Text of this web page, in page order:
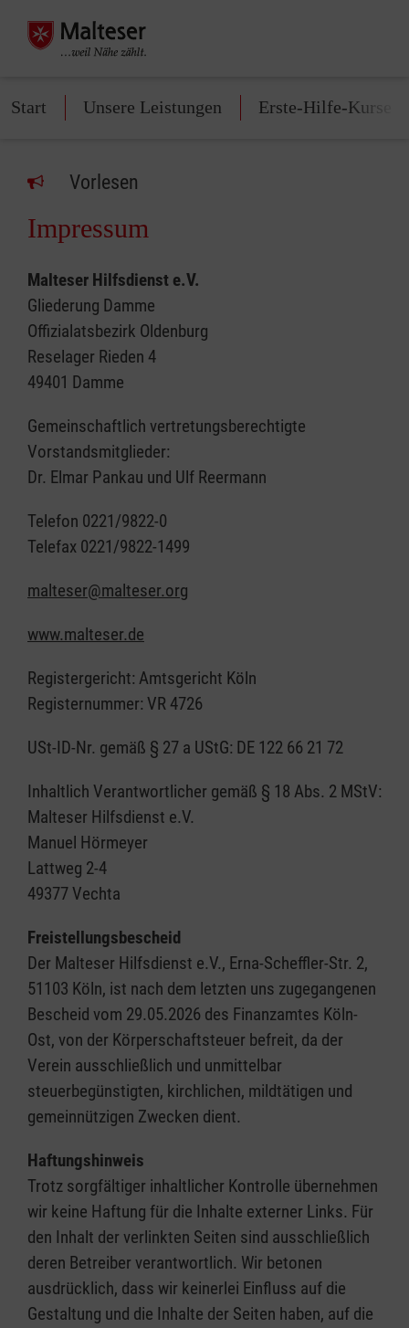
Start Unsere Leistungen Erste-Hilfe-Kurse
Vorlesen
Impressum
Malteser Hilfsdienst e.V.
Gliederung Damme
Offizialatsbezirk Oldenburg
Reselager Rieden 4
49401 Damme
Gemeinschaftlich vertretungsberechtigte
Vorstandsmitglieder:
Dr. Elmar Pankau und Ulf Reermann
Telefon 0221/9822-0
Telefax 0221/9822-1499
malteser@malteser.org
www.malteser.de
Registergericht: Amtsgericht Köln
Registernummer: VR 4726
USt-ID-Nr. gemäß § 27 a UStG: DE 122 66 21 72
Inhaltlich Verantwortlicher gemäß § 18 Abs. 2 MStV:
Malteser Hilfsdienst e.V.
Manuel Hörmeyer
Lattweg 2-4
49377 Vechta
Freistellungsbescheid
Der Malteser Hilfsdienst e.V., Erna-Scheffler-Str. 2,
51103 Köln, ist nach dem letzten uns zugegangenen
Bescheid vom 29.05.2026 des Finanzamtes Köln-
Ost, von der Körperschaftsteuer befreit, da der
Verein ausschließlich und unmittelbar
steuerbegünstigten, kirchlichen, mildtätigen und
gemeinnützigen Zwecken dient.
Haftungshinweis
Trotz sorgfältiger inhaltlicher Kontrolle übernehmen
wir keine Haftung für die Inhalte externer Links. Für
den Inhalt der verlinkten Seiten sind ausschließlich
deren Betreiber verantwortlich. Wir betonen
ausdrücklich, dass wir keinerlei Einfluss auf die
Gestaltung und die Inhalte der Seiten haben, auf die